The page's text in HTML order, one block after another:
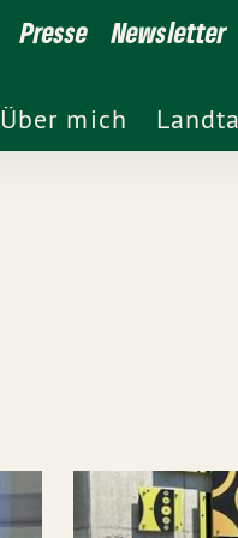
Presse Newsletter
Über mich